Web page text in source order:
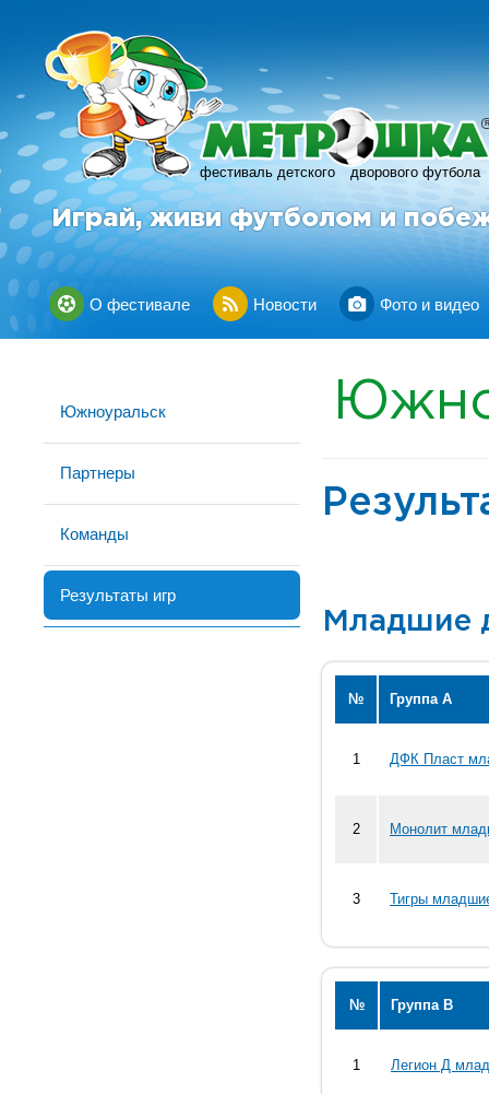
фестиваль детского дворового футбола
R
Играй, живи футболом и
О фестивале Новости Фото и видео
Южноуральск
Партнеры
Команды
Результаты игр
Младшие
№ Группа А
1 ДФК Пласт
2 Монолит
3 Тигры
№ Группа В
1 Легион Д